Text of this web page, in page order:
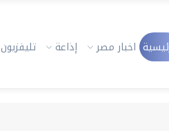
اخبار مصر إذاعة تليفزيون